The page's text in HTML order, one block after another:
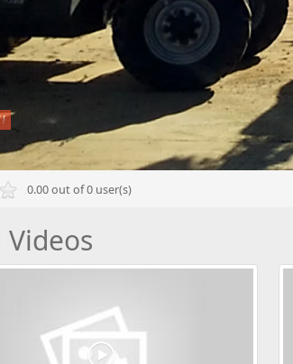
0.00 out of 0 user(s)
Videos